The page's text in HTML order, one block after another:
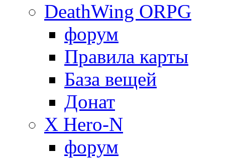
DeathWing ORPG
форум
Правила карты
База вещей
Донат
X Hero-N
форум